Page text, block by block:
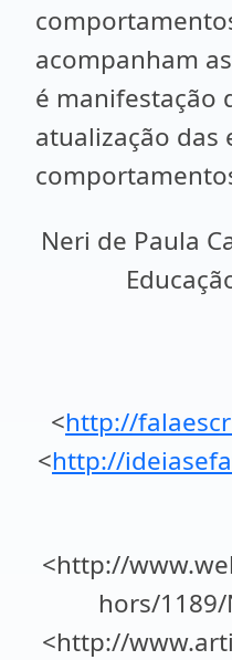
acompanham
é manifestação
atualização das
Neri de Paula
<http://
<http://
<http://
hors/1189/
<http://